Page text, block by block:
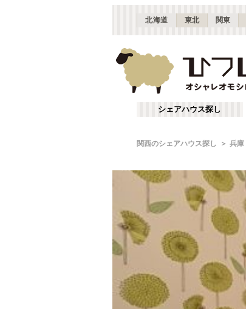
北海道 東北 関東
シェアハウス探し
関西のシェアハウス探し 兵庫